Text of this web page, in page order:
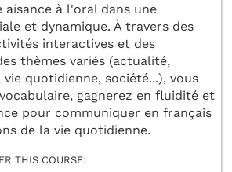
aisance à l'oral dans une
et dynamique. À travers des
interactives et des
thèmes variés (actualité,
vie quotidienne, société...), vous
gagnerez en fluidité et
pour communiquer en français
de la vie quotidienne.
THIS COURSE: